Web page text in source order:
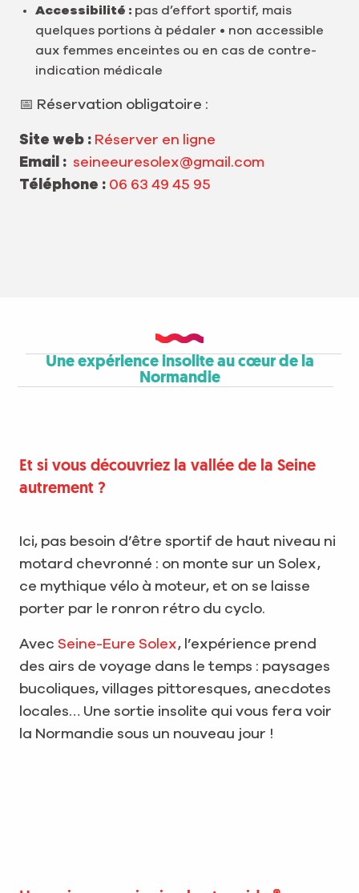
Accessibilité : pas d’effort sportif, mais
quelques portions à pédaler • non accessible
aux femmes enceintes ou en cas de contre-
indication médicale
📅 Réservation obligatoire :
Site web : Réserver en ligne
Email : seineeuresolex@gmail.com
Téléphone : 06 63 49 45 95
Une expérience insolite au cœur de la
Normandie
Et si vous découvriez la vallée de la Seine
autrement ?
Ici, pas besoin d’être sportif de haut niveau ni
motard chevronné : on monte sur un Solex,
ce mythique vélo à moteur, et on se laisse
porter par le ronron rétro du cyclo.
Avec Seine-Eure Solex, l’expérience prend
des airs de voyage dans le temps : paysages
bucoliques, villages pittoresques, anecdotes
locales… Une sortie insolite qui vous fera voir
la Normandie sous un nouveau jour !